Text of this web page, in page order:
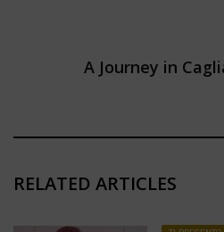
A Journey in
RELATED ARTICLES